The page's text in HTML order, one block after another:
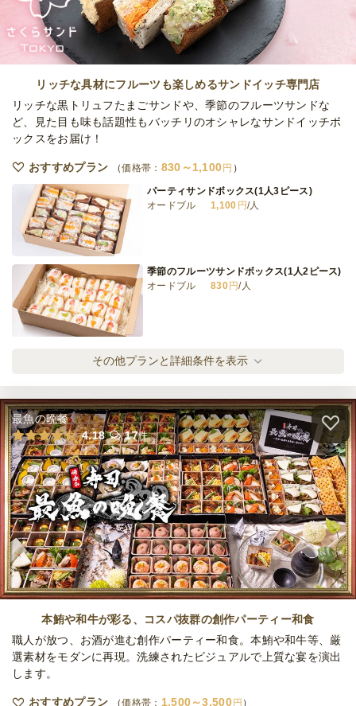
サーバー2台・生樽2本セット
ケータリング
15,000円
リッチな具材にフルーツも楽しめるサンドイッチ専門店
リッチな黒トリュフたまごサンドや、季節のフルーツサンドな
ど、見た目も味も話題性もバッチリのオシャレなサンドイッチボ
ックスをお届け！
おすすめプラン 価格帯： 830～1,100 円
パーティサンドボックス(1人3ピース)
オードブル
1,100 円/人
季節のフルーツサンドボックス(1人2ピース)
オードブル
830 円/人
全てのプランを見る（2件）
締切 1日前14時
※定休日を除く営業日換算
定休日 日
最低ご注文金額 15,000円
その他プランと詳細条件を表示
最魚の晩餐
4.18
17件
本鮪や和牛が彩る、コスパ抜群の創作パーティー和食
職人が放つ、お酒が進む創作パーティー和食。本鮪や和牛等、厳
選素材をモダンに再現。洗練されたビジュアルで上質な宴を演出
します。
おすすめプラン 価格帯： 1,500～3,500 円